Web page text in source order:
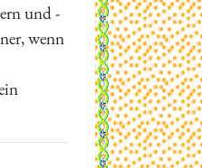
und -
wenn